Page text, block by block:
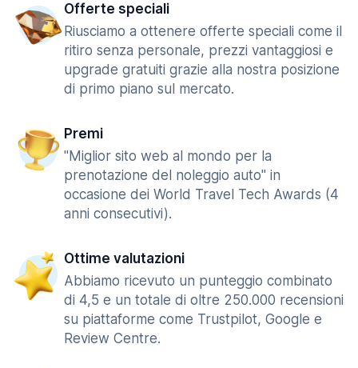
Offerte speciali
Riusciamo a ottenere offerte speciali come il
ritiro senza personale, prezzi vantaggiosi e
upgrade gratuiti grazie alla nostra posizione
di primo piano sul mercato.
Premi
"Miglior sito web al mondo per la
prenotazione del noleggio auto" in
occasione dei World Travel Tech Awards (4
anni consecutivi).
Ottime valutazioni
Abbiamo ricevuto un punteggio combinato
di 4,5 e un totale di oltre 250.000 recensioni
su piattaforme come Trustpilot, Google e
Review Centre.